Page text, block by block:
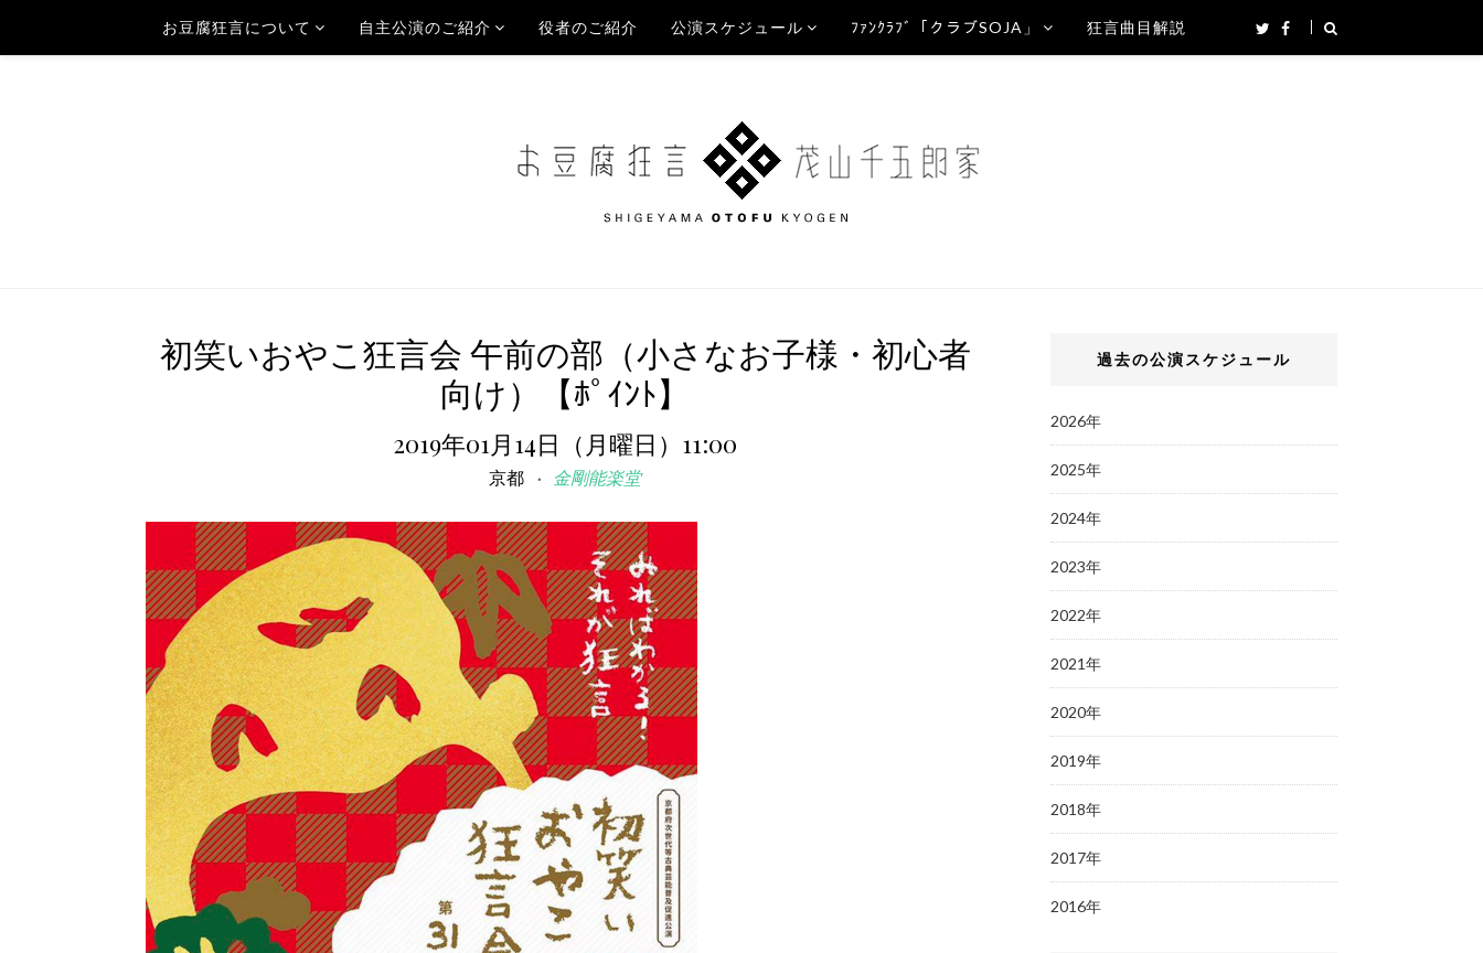
お豆腐狂言について 自主公演のご紹介 役者のご紹介 公演スケジュール ﾌｧﾝｸﾗﾌﾞ「クラブSOJA」 狂言曲目解説
初笑いおやこ狂言会 午前の部（小さなお子様・初心者
向け）【ﾎﾟｲﾝﾄ】
2019年01月14日（月曜日）11:00
京都 金剛能楽堂
過去の公演スケジュール
2026年
2025年
2024年
2023年
2022年
2021年
2020年
2019年
2018年
2017年
2016年